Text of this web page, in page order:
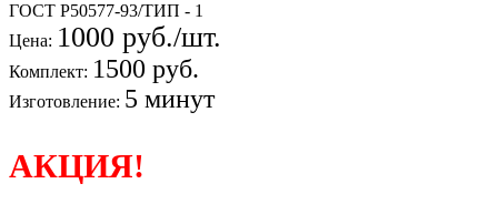
ГОСТ Р50577-93/ТИП - 1
Цена: 1000 руб./шт.
Комплект: 1500 руб.
Изготовление: 5 минут
АКЦИЯ!